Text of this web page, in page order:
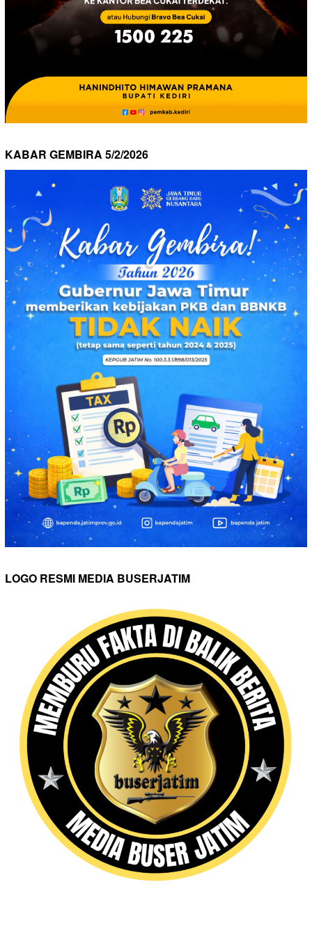
KABAR GEMBIRA 5/2/2026
LOGO RESMI MEDIA BUSERJATIM